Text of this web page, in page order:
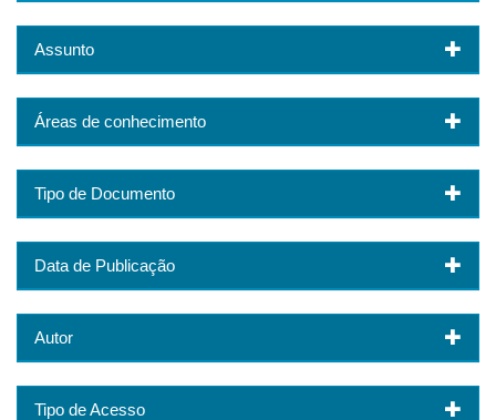
Assunto
Áreas de conhecimento
Tipo de Documento
Data de Publicação
Autor
Tipo de Acesso